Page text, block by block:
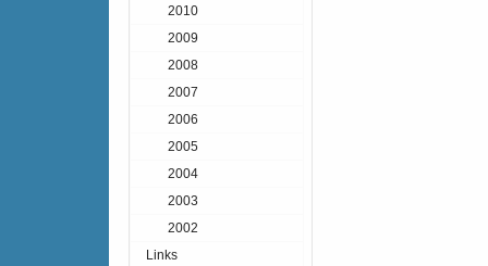
2010
2009
2008
2007
2006
2005
2004
2003
2002
Links